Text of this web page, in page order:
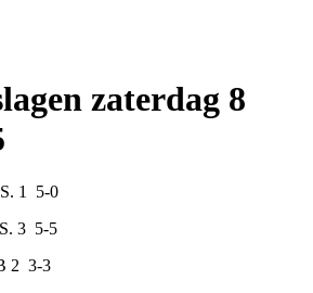
zaterdag 8
1 5-0
3 5-5
2 3-3